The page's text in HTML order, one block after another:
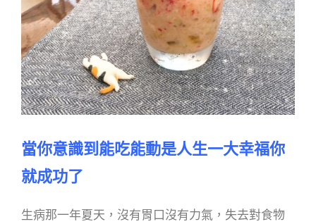
當你意識到能吃能動是人生一大幸福你
就成功了
生病那一年夏天，沒有胃口沒有力氣，失去對食物